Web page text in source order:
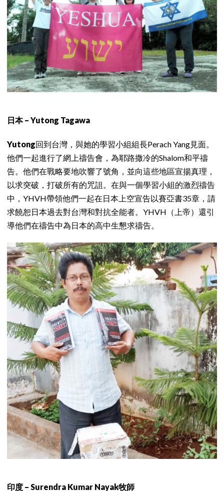
日本 – Yutong Tagawa
Yutong回到台灣，與她的學習小組組長Perach Yang見面。
他們一起進行了網上禱告會，為耶路撒冷的Shalom和平禱
告。他們在戰略要地吹響了號角，並向這些地區宣揚真理，
以求突破，打破所有的咒詛。在與一個學習小組的激烈禱告
中，YHVH帶領他們一起在日本上空宣告以賽亞書35章，請
求饒恕日本過去對台灣和對抗全能者。YHVH（上帝）還引
導他們在禱告中為日本的高中生懇求禱告。
印度 – Surendra Kumar Nayak牧師